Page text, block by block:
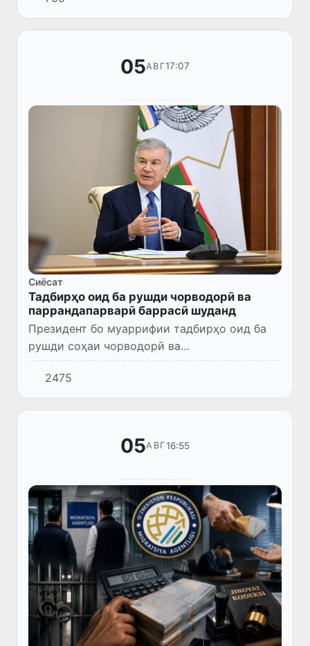
овард.
05АВГ17:07
Сиёсат
Тадбирҳо оид ба рушди чорводорӣ ва
паррандапарварӣ баррасӣ шуданд
Президент бо муаррифии тадбирҳо оид ба
рушди соҳаи чорводорӣ ва
паррандапарварӣ, зиёд намудани истеҳсоли
маҳсулоти гӯштӣ ва ширӣ, инчунин ҷорӣ
намудани технологияҳои муосир дар ин...
2475
05АВГ16:55